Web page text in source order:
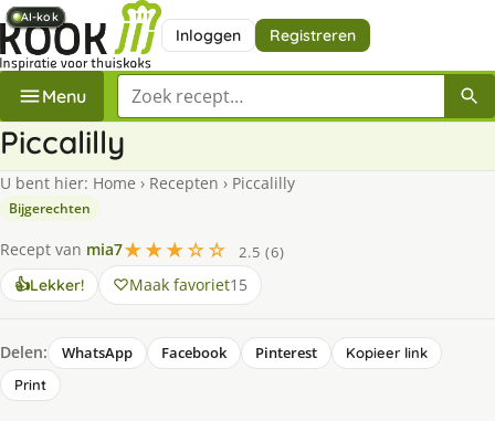
Inloggen Registreren
Menu Zoek een recept
Piccalilly
U bent hier: Home › Recepten › Piccalilly
Bijgerechten
Recept van mia7★★★☆☆
2.5 (6)
👍Lekker! Maak favoriet15
Delen: WhatsApp Facebook Pinterest
Kopieer link
Print
AI-kok
AI-kok
AI-kok
AI-kok
AI-kok
AI-kok
AI-kok